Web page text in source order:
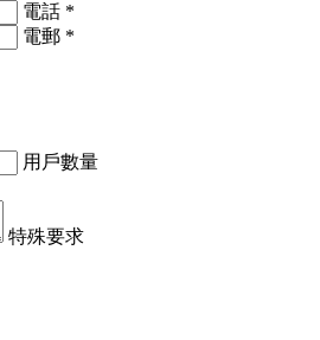
電話 *
電郵 *
用戶數量
特殊要求